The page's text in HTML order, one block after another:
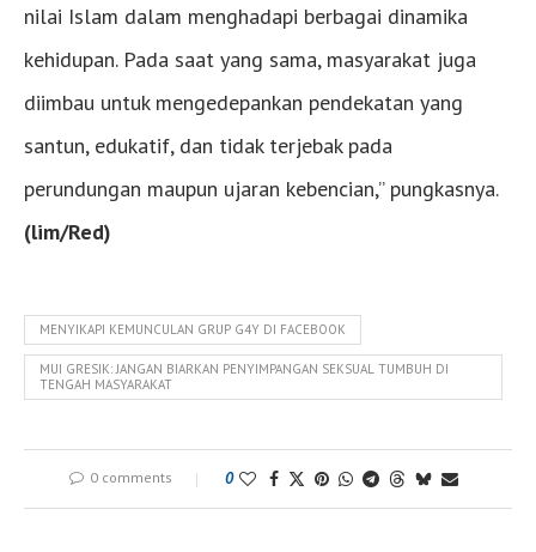
nilai Islam dalam menghadapi berbagai dinamika
kehidupan. Pada saat yang sama, masyarakat juga
diimbau untuk mengedepankan pendekatan yang
santun, edukatif, dan tidak terjebak pada
perundungan maupun ujaran kebencian,” pungkasnya.
(lim/Red)
MENYIKAPI KEMUNCULAN GRUP G4Y DI FACEBOOK
MUI GRESIK: JANGAN BIARKAN PENYIMPANGAN SEKSUAL TUMBUH DI
TENGAH MASYARAKAT
0 comments 0